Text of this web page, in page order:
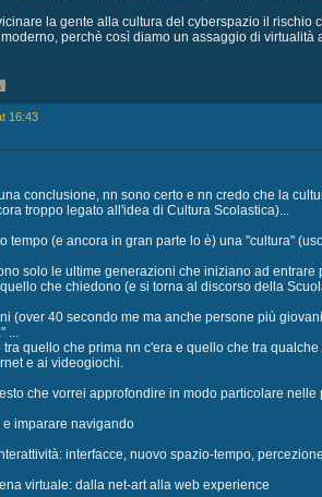
la gente alla cultura del cyberspazio il
perchè così diamo un assaggio di
16:43
conclusione, nn sono certo e nn credo che la
troppo legato all'idea di Cultura Scolastica)...
tempo (e ancora in gran parte lo è) una "cultura"
solo le ultime generazioni che iniziano ad
che chiedono (e si torna al discorso della
(over 40 secondo me ma anche persone più
...
quello che prima nn c'era e quello che tra
e ai videogiochi.
che vorrei approfondire in modo particolare nelle
e imparare navigando
interfacce, nuovo spazio-tempo, percezione
virtuale: dalla net-art alla web experience